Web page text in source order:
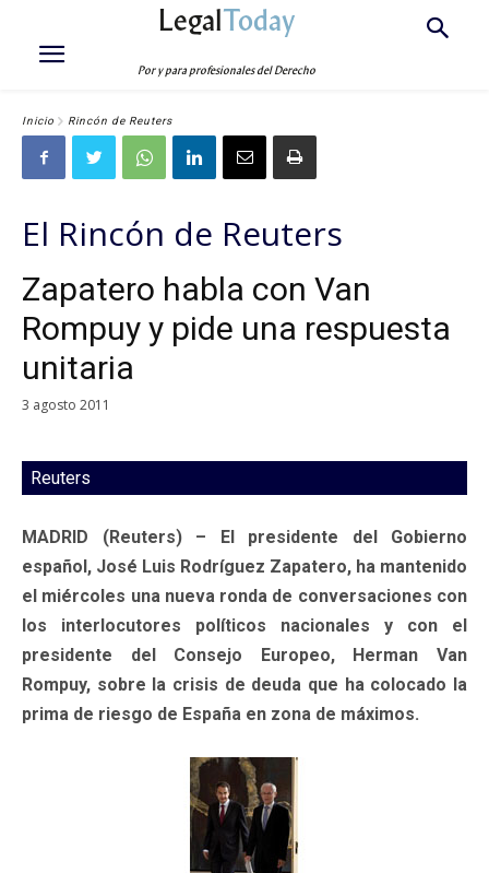
LegalToday
Por y para profesionales del Derecho
Inicio Rincón de Reuters
El Rincón de Reuters
Zapatero habla con Van
Rompuy y pide una respuesta
unitaria
3 agosto 2011
Reuters
MADRID (Reuters) – El presidente del Gobierno
español, José Luis Rodríguez Zapatero, ha mantenido
el miércoles una nueva ronda de conversaciones con
los interlocutores políticos nacionales y con el
presidente del Consejo Europeo, Herman Van
Rompuy, sobre la crisis de deuda que ha colocado la
prima de riesgo de España en zona de máximos.